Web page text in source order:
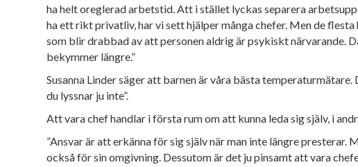
ha helt oreglerad arbetstid. Att i stället lyckas separera
ha ett rikt privatliv, har vi sett hjälper många chefer. Men de flesta
som blir drabbad av att personen aldrigär psykiskt närvarande.
bekymmer längre.”
Susanna Linder säger att barnen är våra bästa temperaturmätare.
du lyssnar ju inte”.
Att vara chef handlar i första rum om att kunna leda sig själv, i
”Ansvar är att erkänna för sig själv när man inte längre presterar.
också för sinomgivning. Dessutom är det ju pinsamt att vara